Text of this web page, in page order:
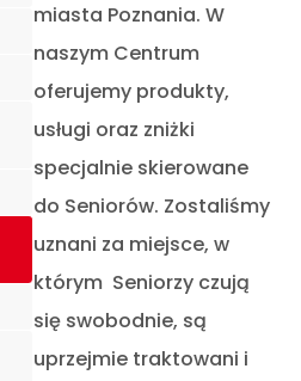
miasta Poznania. W
naszym Centrum
oferujemy produkty,
usługi oraz zniżki
specjalnie skierowane
do Seniorów. Zostaliśmy
uznani za miejsce, w
którym Seniorzy czują
się swobodnie, są
uprzejmie traktowani i